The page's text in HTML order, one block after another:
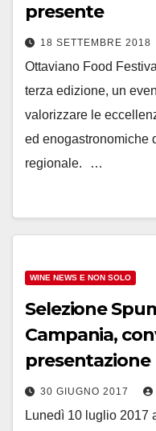
presente
18 SETTEMBRE 2018
Ottaviano Food
terza edizione, un
valorizzare le
ed enogastronomiche
regionale. …
WINE NEWS E NON SOLO
Selezione
Campania,
presentazione
30 GIUGNO 2017
Lunedì 10 luglio 2017